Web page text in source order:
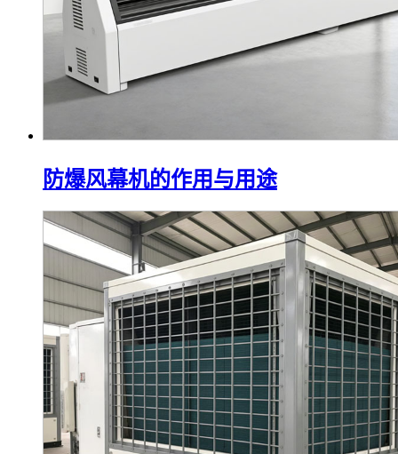
防爆风幕机的作用与用途